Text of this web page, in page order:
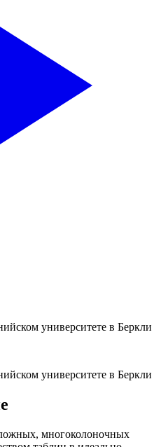
университете в Беркли
университете в Беркли
многоколоночных